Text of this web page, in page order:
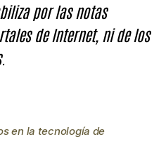
por las notas
de Internet, ni de los
en la tecnología de